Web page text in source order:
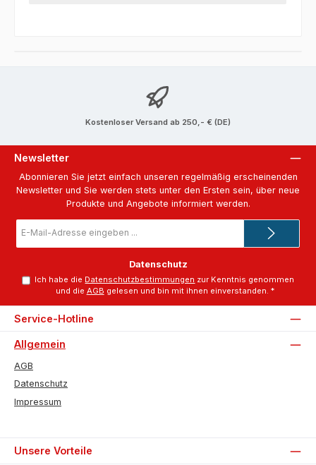
Kostenloser Versand ab 250,- € (DE)
Newsletter
Abonnieren Sie jetzt einfach unseren regelmäßig erscheinenden
Newsletter und Sie werden stets unter den Ersten sein, über neue
Produkte und Angebote informiert werden.
Mail-
Datenschutz
Ich habe die Datenschutzbestimmungen zur Kenntnis genommen
und die AGB gelesen und bin mit ihnen einverstanden. *
Service-Hotline
Allgemein
AGB
Datenschutz
Impressum
Unsere Vorteile